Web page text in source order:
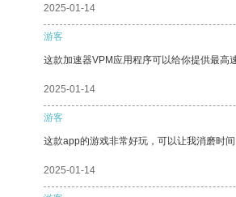
2025-01-14
游客
这款加速器VPM应用程序可以给你提供最高
2025-01-14
游客
这款app的游戏非常好玩，可以让我消磨时间
2025-01-14